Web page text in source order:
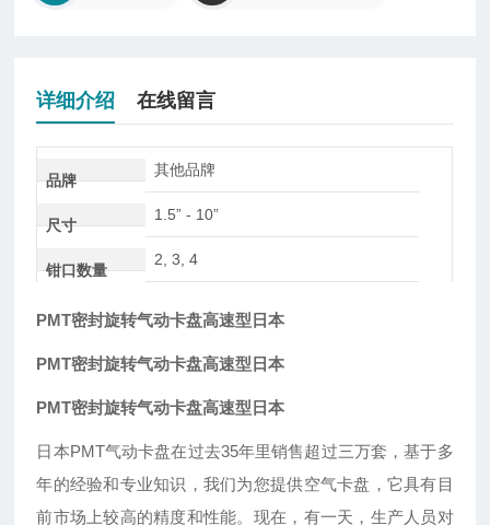
详细介绍 在线留言
品牌
其他品牌
尺寸
1.5” - 10”
钳口数量
2, 3, 4
PMT密封旋转气动卡盘高速型日本
PMT密封旋转气动卡盘高速型日本
PMT密封旋转气动卡盘高速型日本
日本PMT气动卡盘在过去35年里销售超过三万套，基于多
年的经验和专业知识，我们为您提供空气卡盘，它具有目
前市场上较高的精度和性能。现在，有一天，生产人员对